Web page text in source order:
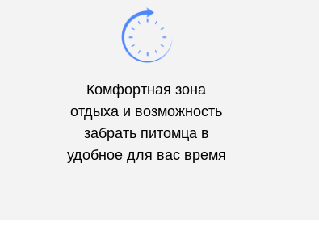
Комфортная зона
отдыха и возможность
забрать питомца в
удобное для вас время